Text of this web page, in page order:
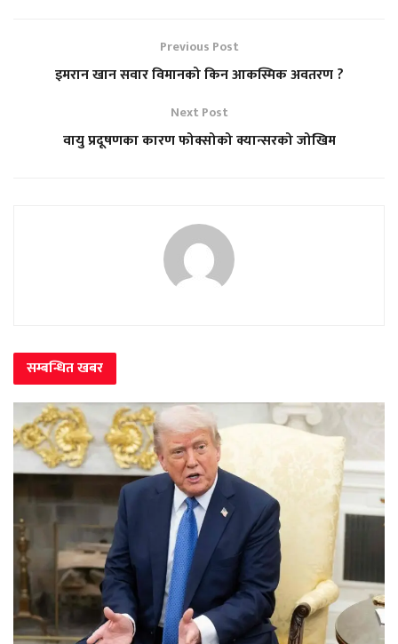
Previous Post
इमरान खान सवार विमानको किन आकस्मिक अवतरण ?
Next Post
वायु प्रदूषणका कारण फोक्सोको क्यान्सरको जोखिम
सम्बन्धितखबर